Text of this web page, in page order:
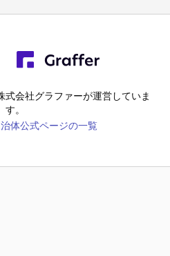
式会社グラファーが運営していま
す。
体公式ページの一覧